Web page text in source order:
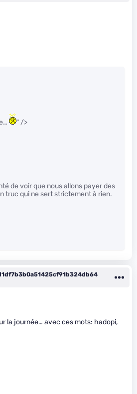
" />
de voir que nous allons payer des
truc qui ne sert strictement à rien.
la journée… avec ces mots: hadopi,